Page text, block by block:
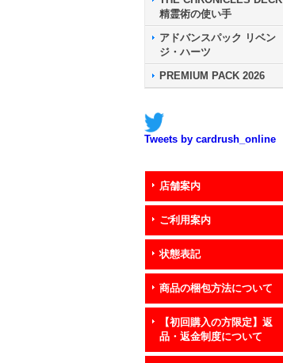
精霊術の使い手
アドバンスパック リベン
ジ・ハーツ
PREMIUM PACK 2026
Tweets by cardrush_online
店舗案内
ご利用案内
状態表記
商品の梱包方法について
【初回購入の方限定】返
品・返金制度について